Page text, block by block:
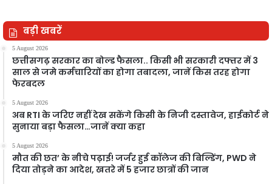
बड़ी खबरें
5 August 2026
छत्तीसगढ़ सरकार का बोल्ड फैसला.. किसी भी सरकारी दफ्तर में 3
साल से जमे कर्मचारियों का होगा तबादला, जानें किस तरह होगा
फेरबदल
5 August 2026
अब RTI के जरिए नहीं देख सकेंगे किसी के निजी दस्तावेज, हाईकोर्ट ने
सुनाया बड़ा फैसला…जानें क्या कहा
5 August 2026
मौत की छत’ के नीचे पढ़ाई! जर्जर हुई कॉलेज की बिल्डिंग, PWD ने
दिया तोड़ने का आदेश, खतरे में 5 हजार छात्रों की जान